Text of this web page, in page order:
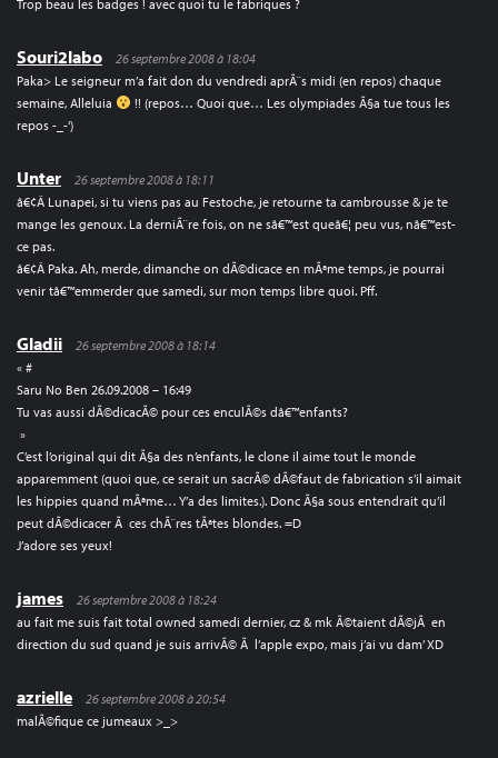
Trop beau les badges ! avec quoi tu le fabriques ?
Souri2labo
26 septembre 2008 à 18:04
Paka> Le seigneur m’a fait don du vendredi aprÃ¨s midi (en repos) chaque
semaine, Alleluia
!! (repos… Quoi que… Les olympiades Ã§a tue tous les
repos -_-‘)
Unter
26 septembre 2008 à 18:11
â€¢Â Lunapei, si tu viens pas au Festoche, je retourne ta cambrousse & je te
mange les genoux. La derniÃ¨re fois, on ne sâ€™est queâ€¦ peu vus, nâ€™est-
ce pas.
â€¢Â Paka. Ah, merde, dimanche on dÃ©dicace en mÃªme temps, je pourrai
venir tâ€™emmerder que samedi, sur mon temps libre quoi. Pff.
Gladii
26 septembre 2008 à 18:14
« #
Saru No Ben 26.09.2008 – 16:49
Tu vas aussi dÃ©dicacÃ© pour ces enculÃ©s dâ€™enfants?
»
C’est l’original qui dit Ã§a des n’enfants, le clone il aime tout le monde
apparemment (quoi que, ce serait un sacrÃ© dÃ©faut de fabrication s’il aimait
les hippies quand mÃªme… Y’a des limites.). Donc Ã§a sous entendrait qu’il
peut dÃ©dicacer Ã ces chÃ¨res tÃªtes blondes. =D
J’adore ses yeux!
james
26 septembre 2008 à 18:24
au fait me suis fait total owned samedi dernier, cz & mk Ã©taient dÃ©jÃ en
direction du sud quand je suis arrivÃ© Ã l’apple expo, mais j’ai vu dam’ XD
azrielle
26 septembre 2008 à 20:54
malÃ©fique ce jumeaux >_>